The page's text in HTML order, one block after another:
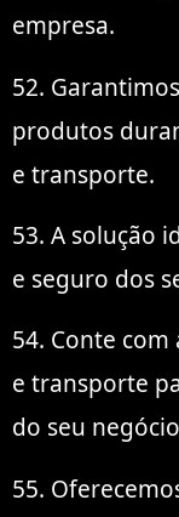
empresa.
52.
produtos
e transporte.
53. A solução
e seguro dos
54. Conte
e transporte
do seu
55.